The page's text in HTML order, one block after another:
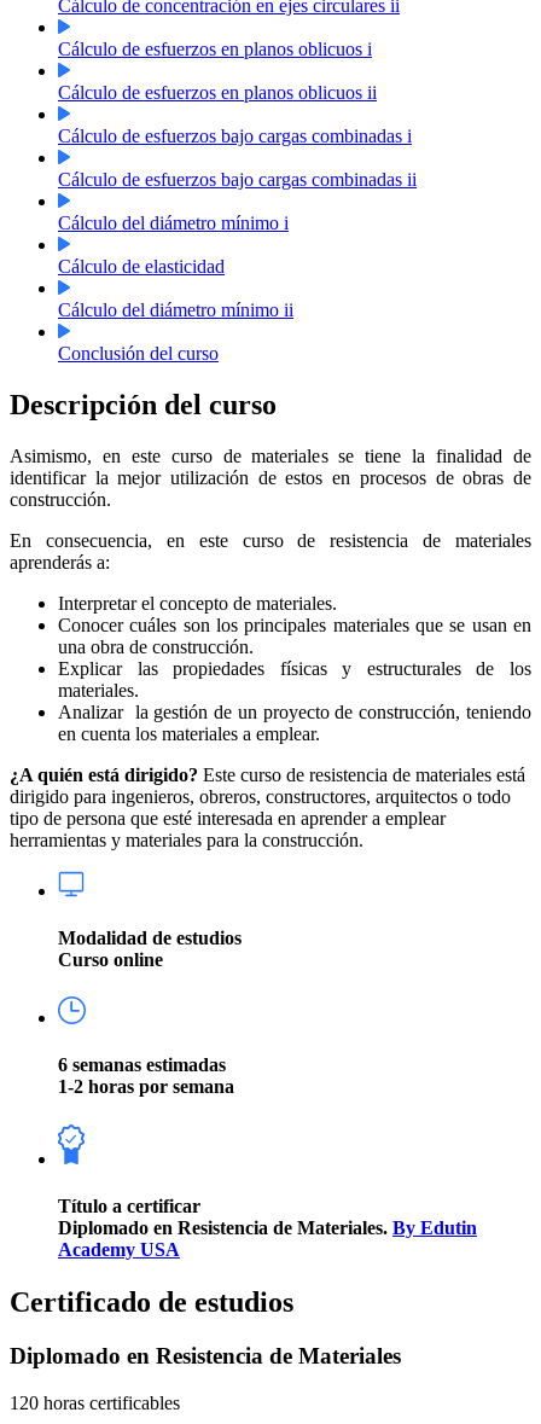
Cálculo de concentración en ejes circulares ii
Cálculo de esfuerzos en planos oblicuos i
Cálculo de esfuerzos en planos oblicuos ii
Cálculo de esfuerzos bajo cargas combinadas i
Cálculo de esfuerzos bajo cargas combinadas ii
Cálculo del diámetro mínimo i
Cálculo de elasticidad
Cálculo del diámetro mínimo ii
Conclusión del curso
Descripción del curso
Asimismo, en este curso de materiales se tiene la finalidad de
identificar la mejor utilización de estos en procesos de obras de
construcción.
En consecuencia, en este curso de resistencia de materiales
aprenderás a:
Interpretar el concepto de materiales.
Conocer cuáles son los principales materiales que se usan en
una obra de construcción.
Explicar las propiedades físicas y estructurales de los
materiales.
Analizar la gestión de un proyecto de construcción, teniendo
en cuenta los materiales a emplear.
¿A quién está dirigido? Este curso de resistencia de materiales está
dirigido para ingenieros, obreros, constructores, arquitectos o todo
tipo de persona que esté interesada en aprender a emplear
herramientas y materiales para la construcción.
Modalidad de estudios
Curso online
6 semanas estimadas
1-2 horas por semana
Título a certificar
Diplomado en Resistencia de Materiales. By Edutin
Academy USA
Certificado de estudios
Diplomado en Resistencia de Materiales
120 horas certificables